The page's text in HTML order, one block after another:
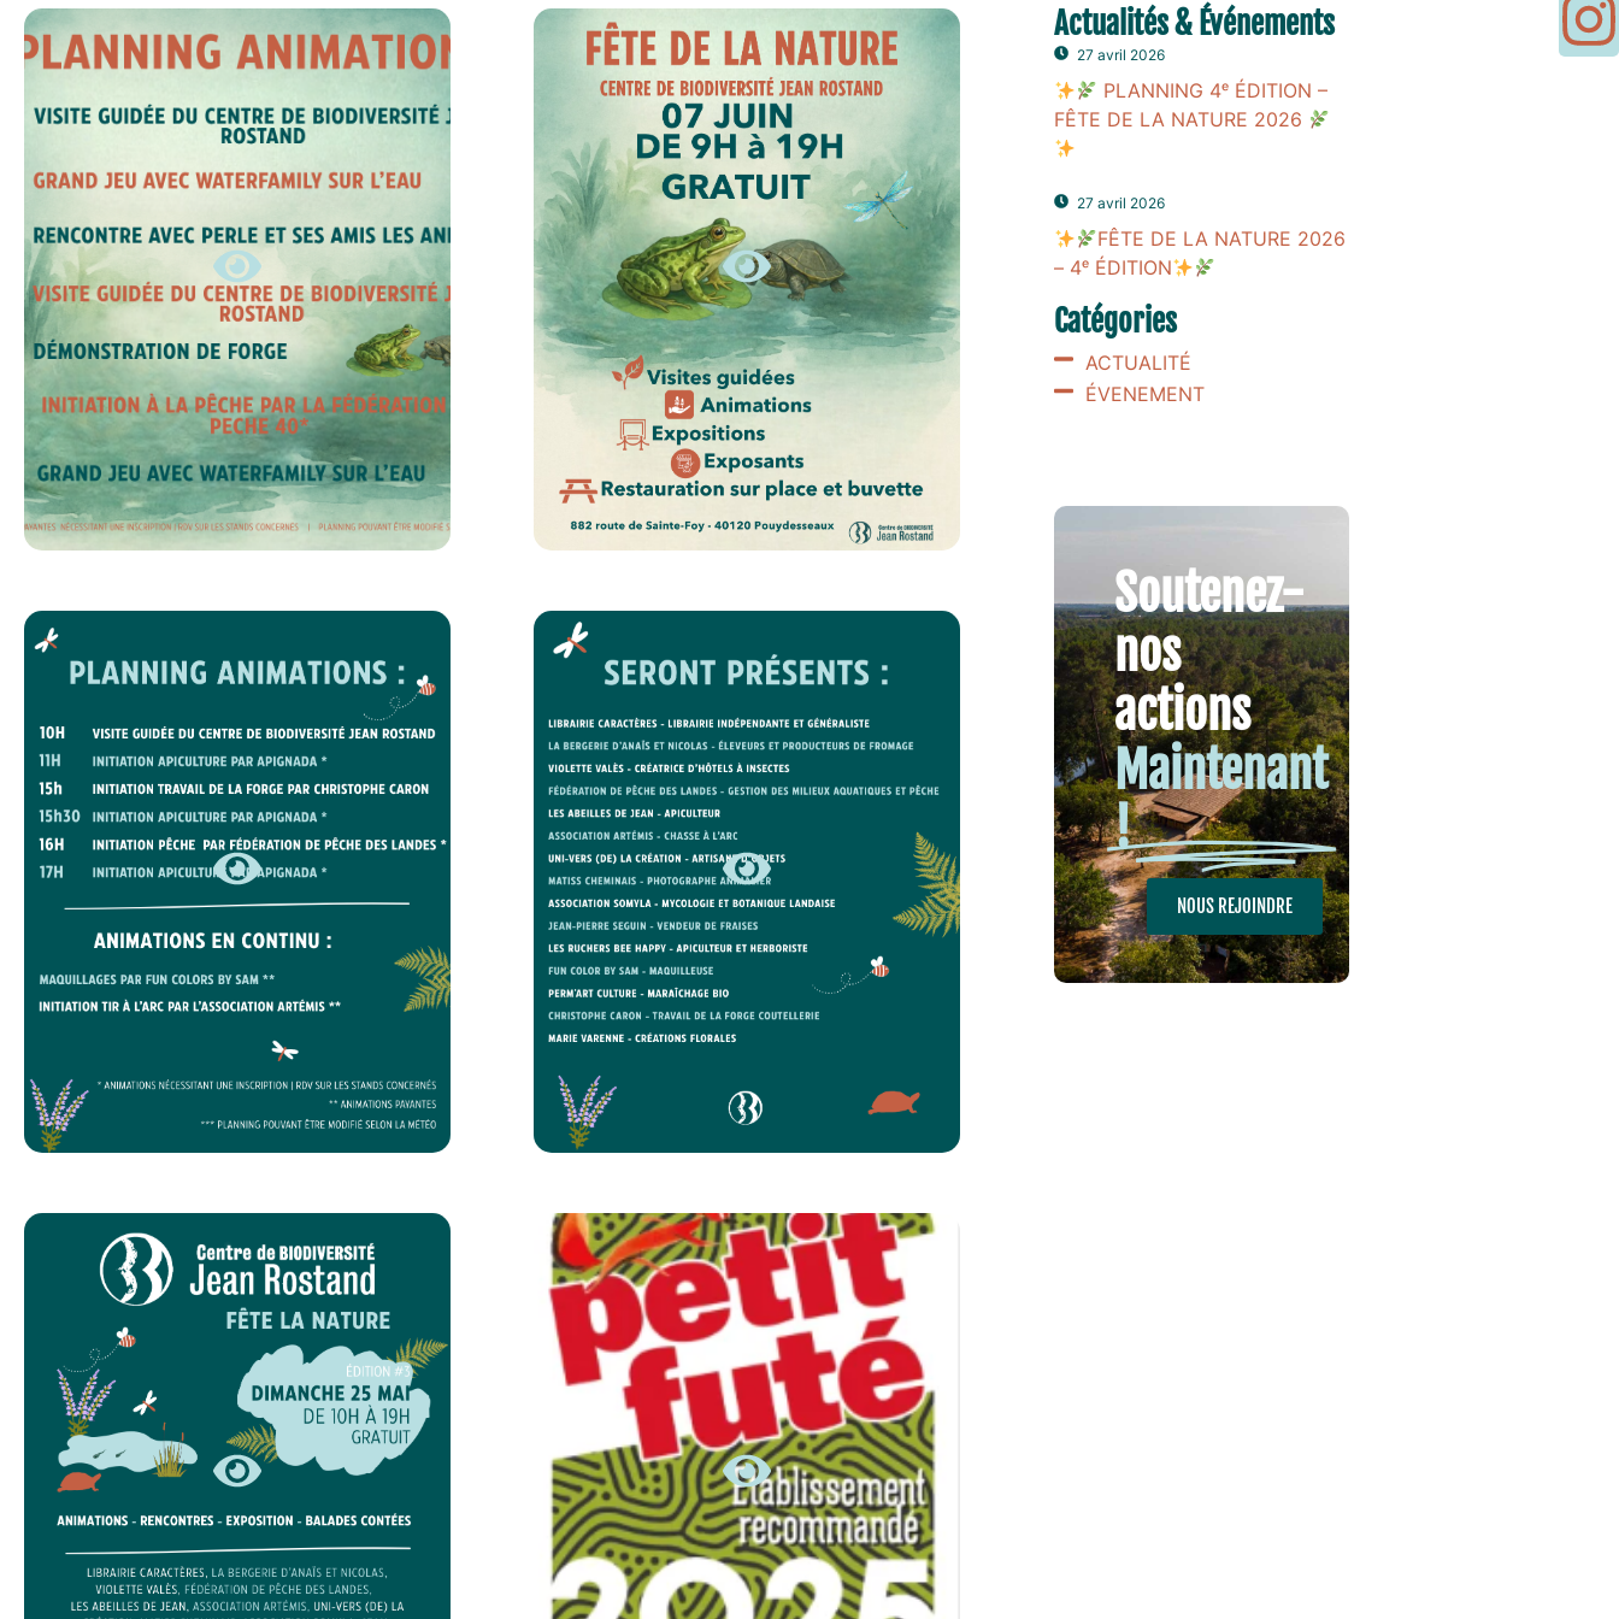
PLANNING 4ᵉ ÉDITION – FÊTE DE
LA NATURE 2026
FÊTE DE LA NATURE 2026 – 4ᵉ
ÉDITION
EN SAVOIR +
FÊTE DE LA NATURE – PROGRAMME DES
ANIMATIONS
EN SAVOIR +
FÊTE DE LA NATURE – ILS SERONT
PRÉSENTS
EN SAVOIR +
LE CENTRE DE BIODIVERSITÉ JEAN
ROSTAND FÊTE LA NATURE
Le Centre de Biodiversité Jean
Rostand, recommandé par le Petit
Futé.
EN SAVOIR +
Actualités & Événements
27 avril 2026
PLANNING 4ᵉ ÉDITION –
FÊTE DE LA NATURE 2026
27 avril 2026
FÊTE DE LA NATURE 2026
– 4ᵉ ÉDITION
Catégories
ACTUALITÉ
ÉVENEMENT
Soutenez-
nos
actions
Maintenant
!
NOUS REJOINDRE